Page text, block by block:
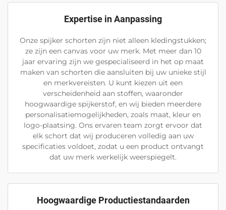
Expertise in Aanpassing
Onze spijker schorten zijn niet alleen kledingstukken;
ze zijn een canvas voor uw merk. Met meer dan 10
jaar ervaring zijn we gespecialiseerd in het op maat
maken van schorten die aansluiten bij uw unieke stijl
en merkvereisten. U kunt kiezen uit een
verscheidenheid aan stoffen, waaronder
hoogwaardige spijkerstof, en wij bieden meerdere
personalisatiemogelijkheden, zoals maat, kleur en
logo-plaatsing. Ons ervaren team zorgt ervoor dat
elk schort dat wij produceren volledig aan uw
specificaties voldoet, zodat u een product ontvangt
dat uw merk werkelijk weerspiegelt.
Hoogwaardige Productiestandaarden